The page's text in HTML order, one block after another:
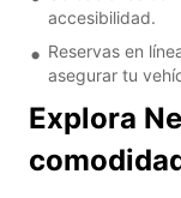
accesibilidad.
Reservas en
asegurar tu
Explora